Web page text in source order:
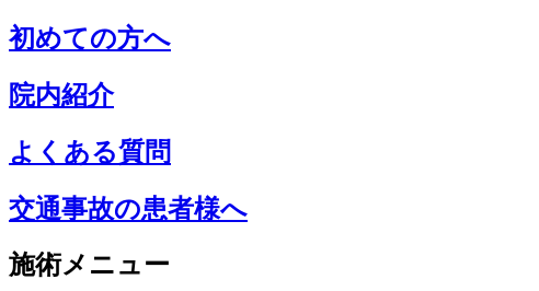
初めての方へ
院内紹介
よくある質問
交通事故の患者様へ
施術メニュー